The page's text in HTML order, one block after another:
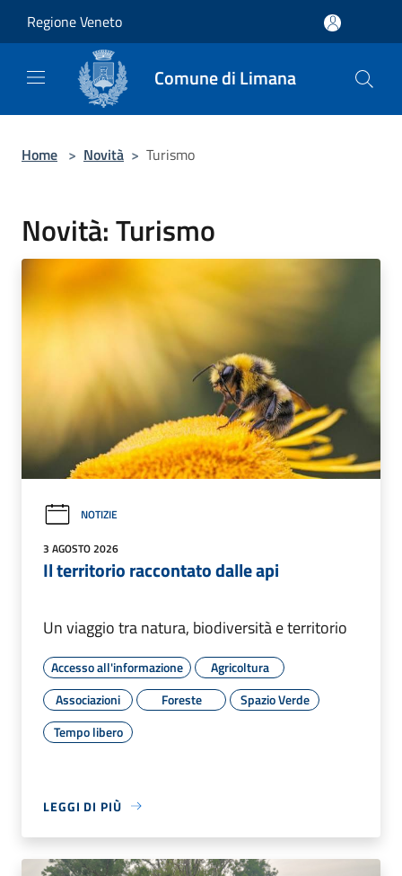
Regione Veneto
Comune di Limana
Home > Novità > Turismo
Novità: Turismo
NOTIZIE
3 AGOSTO 2026
Il territorio raccontato dalle api
Un viaggio tra natura, biodiversità e territorio
Accesso all'informazione
Agricoltura
Associazioni
Foreste
Spazio Verde
Tempo libero
LEGGI DI PIÙ